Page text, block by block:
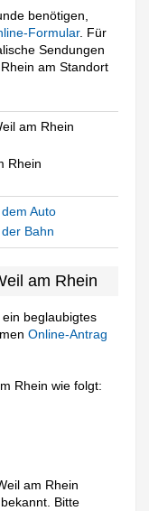
benötigen,
Formular. Für
Sendungen
am Standort
am Rhein
Rhein
Auto
Bahn
am Rhein
beglaubigtes
Online-Antrag
Rhein wie folgt:
am Rhein
Bitte